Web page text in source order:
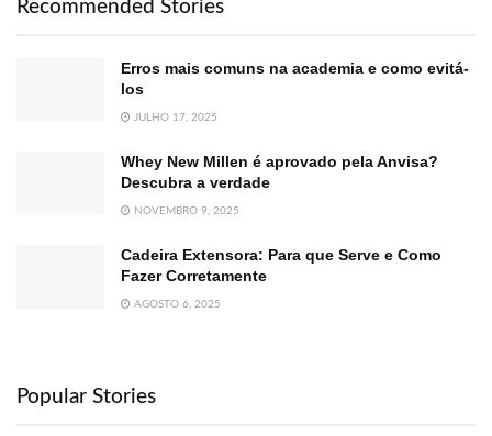
Recommended Stories
Erros mais comuns na academia e como evitá-
los
JULHO 17, 2025
Whey New Millen é aprovado pela Anvisa?
Descubra a verdade
NOVEMBRO 9, 2025
Cadeira Extensora: Para que Serve e Como
Fazer Corretamente
AGOSTO 6, 2025
Popular Stories